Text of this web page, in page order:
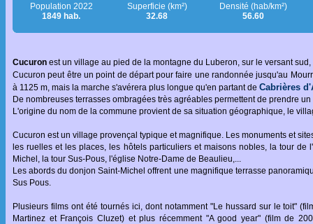
Population 2022
1849 hab.
Superficie (km²)
32.68
Densité (hab/km²)
56.60
Cucuron est un village au pied de la montagne du Luberon, sur le versant
Cucuron peut être un point de départ pour faire une randonnée jusqu'au
à 1125 m, mais la marche s'avérera plus longue qu'en partant de Cabrières
De nombreuses terrasses ombragées très agréables permettent de prendre
L'origine du nom de la commune provient de sa situation géographique, le
Cucuron est un village provençal typique et magnifique. Les monuments et
les ruelles et les places, les hôtels particuliers et maisons nobles, la tour
Michel, la tour Sus-Pous, l'église Notre-Dame de Beaulieu,...
Les abords du donjon Saint-Michel offrent une magnifique terrasse
Sus Pous.
Plusieurs films ont été tournés ici, dont notamment "Le hussard sur le toit"
Martinez et François Cluzet) et plus récemment "A good year" (film de